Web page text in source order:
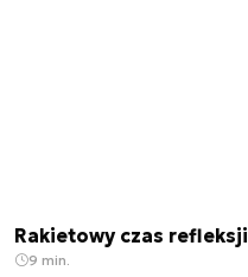
Rakietowy czas refleksji
9 min.